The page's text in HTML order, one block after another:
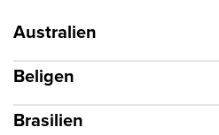
Australien
Beligen
Brasilien